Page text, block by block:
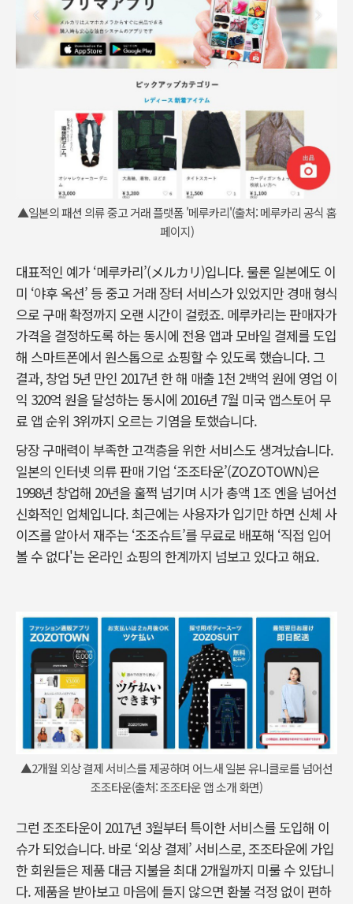
▲일본의 패션 의류 중고 거래 플랫폼 '메루카리'(출처: 메루카리 공식 홈
페이지)
대표적인 예가 ‘메루카리’(メルカリ)입니다. 물론 일본에도 이
미 ‘야후 옥션’ 등 중고 거래 장터 서비스가 있었지만 경매 형식
으로 구매 확정까지 오랜 시간이 걸렸죠. 메루카리는 판매자가
가격을 결정하도록 하는 동시에 전용 앱과 모바일 결제를 도입
해 스마트폰에서 원스톱으로 쇼핑할 수 있도록 했습니다. 그
결과, 창업 5년 만인 2017년 한 해 매출 1천 2백억 원에 영업 이
익 320억 원을 달성하는 동시에 2016년 7월 미국 앱스토어 무
료 앱 순위 3위까지 오르는 기염을 토했습니다.
당장 구매력이 부족한 고객층을 위한 서비스도 생겨났습니다.
일본의 인터넷 의류 판매 기업 ‘조조타운’(ZOZOTOWN)은
1998년 창업해 20년을 훌쩍 넘기며 시가 총액 1조 엔을 넘어선
신화적인 업체입니다. 최근에는 사용자가 입기만 하면 신체 사
이즈를 알아서 재주는 ‘조조슈트’를 무료로 배포해 ‘직접 입어
볼 수 없다'는 온라인 쇼핑의 한계까지 넘보고 있다고 해요.
▲2개월 외상 결제 서비스를 제공하며 어느새 일본 유니클로를 넘어선
조조타운(출처: 조조타운 앱 소개 화면)
그런 조조타운이 2017년 3월부터 특이한 서비스를 도입해 이
슈가 되었습니다. 바로 ‘외상 결제’ 서비스로, 조조타운에 가입
한 회원들은 제품 대금 지불을 최대 2개월까지 미룰 수 있답니
다. 제품을 받아보고 마음에 들지 않으면 환불 걱정 없이 편하